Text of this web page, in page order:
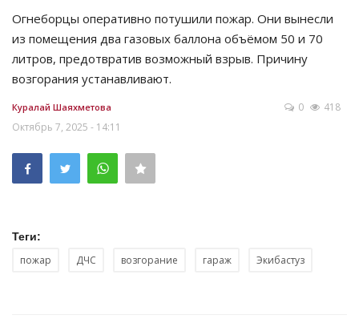
Огнеборцы оперативно потушили пожар. Они вынесли
из помещения два газовых баллона объёмом 50 и 70
литров, предотвратив возможный взрыв. Причину
возгорания устанавливают.
Куралай Шаяхметова
Октябрь 7, 2025 - 14:11
0 418
Теги:
пожар ДЧС возгорание гараж Экибастуз